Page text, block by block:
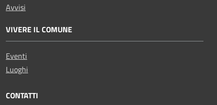
Avvisi
VIVERE IL COMUNE
Eventi
Luoghi
CONTATTI